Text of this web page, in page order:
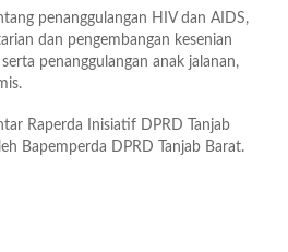
penanggulangan HIV dan AIDS,
dan pengembangan kesenian
penanggulangan anak jalanan,
Raperda Inisiatif DPRD Tanjab
Bapemperda DPRD Tanjab Barat.